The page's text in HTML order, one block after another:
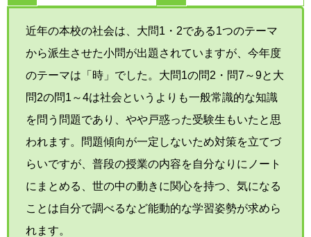
近年の本校の社会は、大問1・2である1つのテーマ
から派生させた小問が出題されていますが、今年度
のテーマは「時」でした。大問1の問2・問7～9と大
問2の問1～4は社会というよりも一般常識的な知識
を問う問題であり、やや戸惑った受験生もいたと思
われます。問題傾向が一定しないため対策を立てづ
らいですが、普段の授業の内容を自分なりにノート
にまとめる、世の中の動きに関心を持つ、気になる
ことは自分で調べるなど能動的な学習姿勢が求めら
れます。